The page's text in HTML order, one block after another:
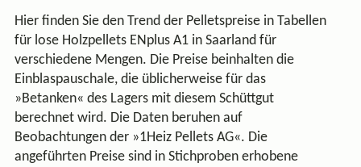
Hier finden Sie den Trend der Pelletspreise in Tabellen
für lose Holzpellets ENplus A1 in Saarland für
verschiedene Mengen. Die Preise beinhalten die
Einblaspauschale, die üblicherweise für das
»Betanken« des Lagers mit diesem Schüttgut
berechnet wird. Die Daten beruhen auf
Beobachtungen der »1Heiz Pellets AG«. Die
angeführten Preise sind in Stichproben erhobene